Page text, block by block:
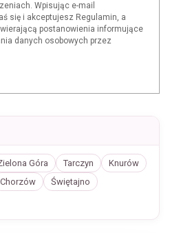
Wpisując e-mail
się i akceptujesz Regulamin, a
postanowienia informujące
danych osobowych przez
Góra Tarczyn
Knurów
Chorzów
Świętajno